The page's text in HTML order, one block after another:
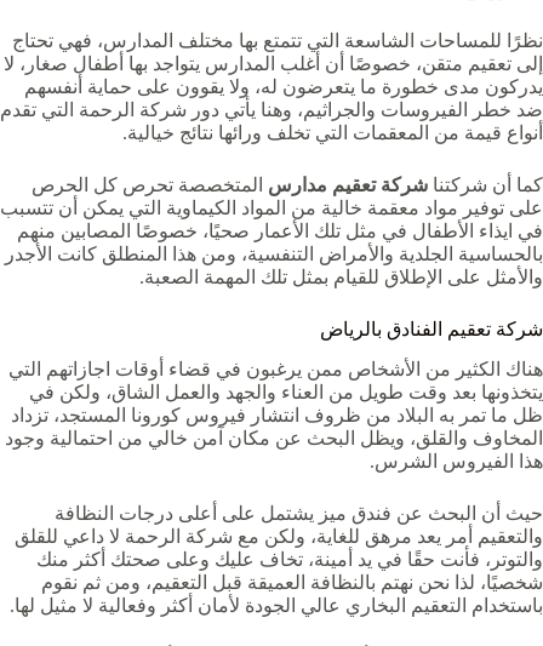
نظرًا للمساحات الشاسعة التي تتمتع بها مختلف المدارس، فهي تحتاج
إلى تعقيم متقن، خصوصًا أن أغلب المدارس يتواجد بها أطفال صغار، لا
يدركون مدى خطورة ما يتعرضون له، ولا يقوون على حماية أنفسهم
ضد خطر الفيروسات والجراثيم، وهنا يأتي دور شركة الرحمة التي تقدم
أنواع قيمة من المعقمات التي تخلف ورائها نتائج خيالية.
كما أن شركتنا شركة تعقيم مدارس المتخصصة تحرص كل الحرص
على توفير مواد معقمة خالية من المواد الكيماوية التي يمكن أن تتسبب
في ايذاء الأطفال في مثل تلك الأعمار صحيًا، خصوصًا المصابين منهم
بالحساسية الجلدية والأمراض التنفسية، ومن هذا المنطلق كانت الأجدر
والأمثل على الإطلاق للقيام بمثل تلك المهمة الصعبة.
شركة تعقيم الفنادق بالرياض
هناك الكثير من الأشخاص ممن يرغبون في قضاء أوقات اجازاتهم التي
يتخذونها بعد وقت طويل من العناء والجهد والعمل الشاق، ولكن في
ظل ما تمر به البلاد من ظروف انتشار فيروس كورونا المستجد، تزداد
المخاوف والقلق، ويظل البحث عن مكان آمن خالي من احتمالية وجود
هذا الفيروس الشرس.
حيث أن البحث عن فندق ميز يشتمل على أعلى درجات النظافة
والتعقيم أمر يعد مرهق للغاية، ولكن مع شركة الرحمة لا داعي للقلق
والتوتر، فأنت حقًا في يد أمينة، تخاف عليك وعلى صحتك أكثر منك
شخصيًا، لذا نحن نهتم بالنظافة العميقة قبل التعقيم، ومن ثم نقوم
باستخدام التعقيم البخاري عالي الجودة لأمان أكثر وفعالية لا مثيل لها.